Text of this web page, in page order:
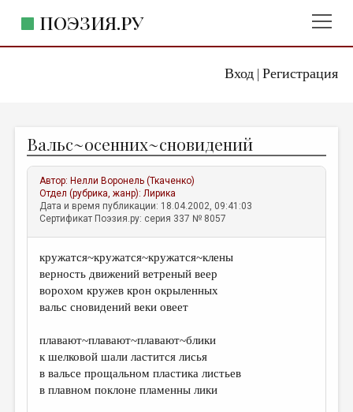
Вход| Регистрация
ПОЭЗИЯ.РУ
ЖАНРЫ
АВТОРЫ
КОММЕНТАРИИ
ЛИТСАЛОН
НОВОСТИ
ПРАВИЛА САЙТА
ИЗБРАННОЕ
ДАЙДЖЕСТ
Вальс~осенних~сновидений
Автор: Нелли Воронель (Ткаченко)
Отдел (рубрика, жанр):Лирика
Дата и время публикации: 18.04.2002, 09:41:03
Сертификат Поэзия.ру: серия 337 № 8057
кружатся~кружатся~кружатся~клены
верность движений ветреный веер
ворохом кружев крон окрыленных
вальс сновидений веки овеет
плавают~плавают~плавают~блики
к шелковой шали ластится лисья
в вальсе прощальном пластика листьев
в плавном поклоне пламенны лики